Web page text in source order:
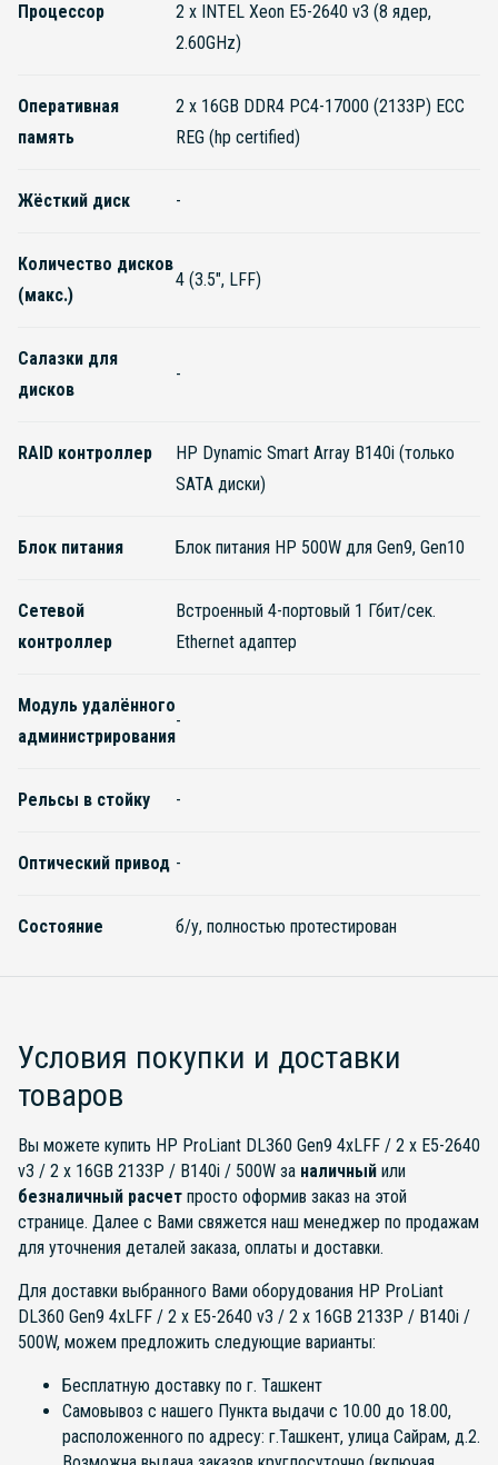
Процессор
2 x INTEL Xeon E5-2640 v3 (8 ядер,
2.60GHz)
Оперативная
память
2 x 16GB DDR4 PC4-17000 (2133P) ECC
REG (hp certified)
Жёсткий диск -
Количество дисков
(макс.)
4 (3.5", LFF)
Салазки для
дисков
-
RAID контроллер
HP Dynamic Smart Array B140i (только
SATA диски)
Блок питания Блок питания HP 500W для Gen9, Gen10
Сетевой
контроллер
Встроенный 4-портовый 1 Гбит/сек.
Ethernet адаптер
Модуль удалённого
администрирования
-
Рельсы в стойку -
Оптический привод -
Состояние б/у, полностью протестирован
Условия покупки и доставки
товаров
Вы можете купить HP ProLiant DL360 Gen9 4xLFF / 2 x E5-2640
v3 / 2 x 16GB 2133P / B140i / 500W за наличный или
безналичный расчет просто оформив заказ на этой
странице. Далее с Вами свяжется наш менеджер по продажам
для уточнения деталей заказа, оплаты и доставки.
Для доставки выбранного Вами оборудования HP ProLiant
DL360 Gen9 4xLFF / 2 x E5-2640 v3 / 2 x 16GB 2133P / B140i /
500W, можем предложить следующие варианты:
Бесплатную доставку по г. Ташкент
Самовывоз с нашего Пункта выдачи с 10.00 до 18.00,
расположенного по адресу: г.Ташкент, улица Сайрам, д.2.